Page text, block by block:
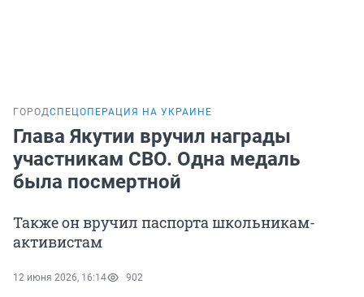
ГОРОДСПЕЦОПЕРАЦИЯ НА УКРАИНЕ
Глава Якутии вручил награды
участникам СВО. Одна медаль
была посмертной
Также он вручил паспорта школьникам-
активистам
12 июня 2026, 16:14 902